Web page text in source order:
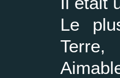
Le
Terre,